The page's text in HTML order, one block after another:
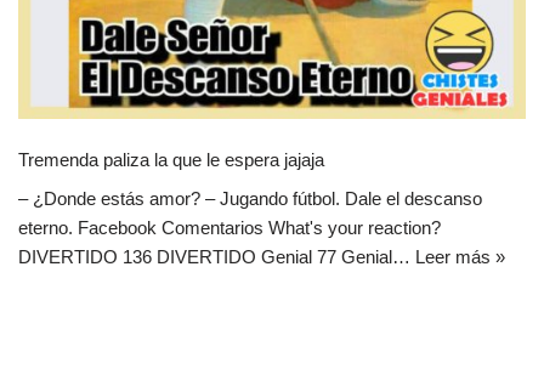
Tremenda paliza la que le espera jajaja
– ¿Donde estás amor? – Jugando fútbol. Dale el descanso
eterno. Facebook Comentarios What's your reaction?
DIVERTIDO 136 DIVERTIDO Genial 77 Genial… Leer más »